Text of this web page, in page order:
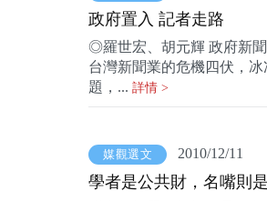
政府置入 記者走路
◎羅世宏、胡元輝 政府新
台灣新聞業的危機四伏，
題，... 詳情 >
媒觀選文 2010/12/11
學者是公共財，名嘴則